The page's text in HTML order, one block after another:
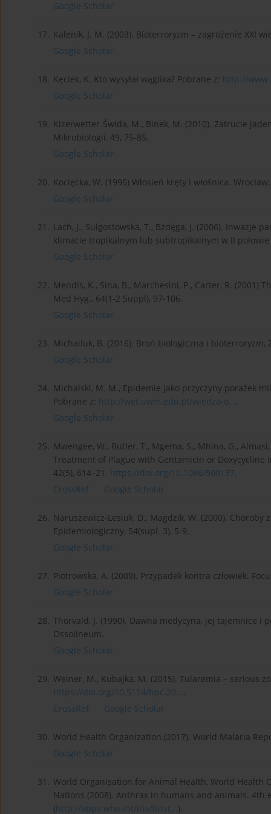
Google Scholar
17. Kalenik, J. M. (2003). Bioterroryzm – zagrożenie XXI
Google Scholar
18. Kęciek, K. Kto wysyłał wąglika? Pobrane z: http://
Google Scholar
19. Kizerwetter-Świda, M., Binek, M. (2010). Zatrucie
Mikrobiologii, 49, 75-85.
Google Scholar
20. Kocięcka, W. (1996) Włosień kręty i włośnica.
Google Scholar
21. Lach, J., Sulgostowska, T., Bzdęga, J. (2006).
klimacie tropikalnym lub subtropikalnym w II połowie
Google Scholar
22. Mendis, K., Sina, B., Marchesini, P., Carter, R.
Med Hyg., 64(1-2 Suppl), 97-106.
Google Scholar
23. Michailuk, B. (2016). Broń biologiczna i bioterroryzm,
Google Scholar
24. Michalski, M. M., Epidemie jako przyczyny porażek
Pobrane z: http://wet.uwm.edu.pl/wiedza-o....
Google Scholar
25. Mwengee, W., Butler, T., Mgema, S., Mhina, G.,
Treatment of Plague with Gentamicin or
42(5), 614–21. https://doi.org/10.1086/500137.
CrossRef
Google Scholar
26. Naruszewicz-Lesiuk, D., Magdzik, W. (2000).
Epidemiologiczny, 54(supl. 3), 5-9.
Google Scholar
27. Piotrowska, A. (2009). Przypadek kontra człowiek.
Google Scholar
28. Thorvald, J. (1990). Dawna medycyna, jej tajemnice i
Ossolineum.
Google Scholar
29. Weiner, M., Kubajka, M. (2015). Tularemia – serious
https://doi.org/10.5114/hpc.20....
CrossRef
Google Scholar
30. World Health Organization.(2017). World Malaria
Google Scholar
31. World Organisation for Animal Health, World Health
Nations (2008). Anthrax in humans and animals. 4th
(http://apps.who.int/iris/bitst...).